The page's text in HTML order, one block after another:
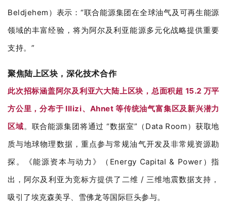
Beldjehem）表示：“联合能源集团在全球油气及可再生能源
领域的丰富经验，将为阿尔及利亚能源多元化战略提供重要
支持。”
聚焦陆上区块，深化技术合作
此次招标涵盖阿尔及利亚六大陆上区块，总面积超 15.2 万平
方公里，分布于 Illizi、Ahnet 等传统油气富集区及新兴潜力
区域。联合能源集团将通过 “数据室”（Data Room）获取地
质与地球物理数据，重点参与常规油气开发及非常规资源勘
探。《能源资本与动力》（Energy Capital & Power）指
出，阿尔及利亚为竞标方提供了二维 / 三维地震数据支持，
吸引了埃克森美孚、雪佛龙等国际巨头参与。